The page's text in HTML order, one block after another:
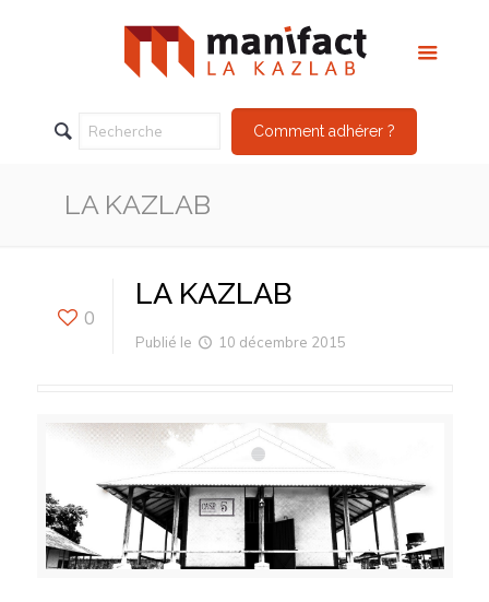
Comment adhérer ?
LA KAZLAB
0
LA KAZLAB
Publié le 10 décembre 2015